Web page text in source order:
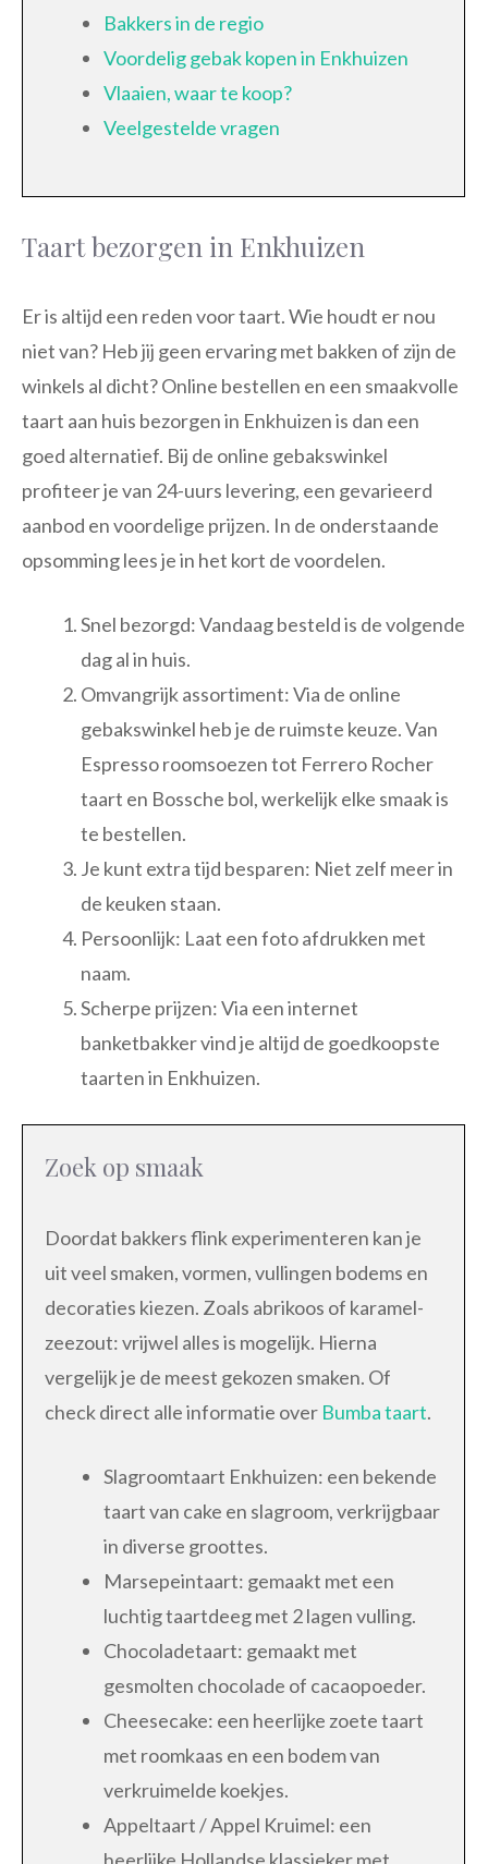
Bakkers in de regio
Voordelig gebak kopen in Enkhuizen
Vlaaien, waar te koop?
Veelgestelde vragen
Taart bezorgen in Enkhuizen
Er is altijd een reden voor taart. Wie houdt er nou
niet van? Heb jij geen ervaring met bakken of zijn de
winkels al dicht? Online bestellen en een smaakvolle
taart aan huis bezorgen in Enkhuizen is dan een
goed alternatief. Bij de online gebakswinkel
profiteer je van 24-uurs levering, een gevarieerd
aanbod en voordelige prijzen. In de onderstaande
opsomming lees je in het kort de voordelen.
Snel bezorgd: Vandaag besteld is de volgende
dag al in huis.
Omvangrijk assortiment: Via de online
gebakswinkel heb je de ruimste keuze. Van
Espresso roomsoezen tot Ferrero Rocher
taart en Bossche bol, werkelijk elke smaak is
te bestellen.
Je kunt extra tijd besparen: Niet zelf meer in
de keuken staan.
Persoonlijk: Laat een foto afdrukken met
naam.
Scherpe prijzen: Via een internet
banketbakker vind je altijd de goedkoopste
taarten in Enkhuizen.
Zoek op smaak
Doordat bakkers flink experimenteren kan je
uit veel smaken, vormen, vullingen bodems en
decoraties kiezen. Zoals abrikoos of karamel-
zeezout: vrijwel alles is mogelijk. Hierna
vergelijk je de meest gekozen smaken. Of
check direct alle informatie over Bumba taart.
Slagroomtaart Enkhuizen: een bekende
taart van cake en slagroom, verkrijgbaar
in diverse groottes.
Marsepeintaart: gemaakt met een
luchtig taartdeeg met 2 lagen vulling.
Chocoladetaart: gemaakt met
gesmolten chocolade of cacaopoeder.
Cheesecake: een heerlijke zoete taart
met roomkaas en een bodem van
verkruimelde koekjes.
Appeltaart / Appel Kruimel: een